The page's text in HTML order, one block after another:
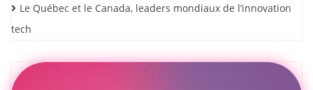
Le Québec et le Canada, leaders mondiaux de l’innovation
tech